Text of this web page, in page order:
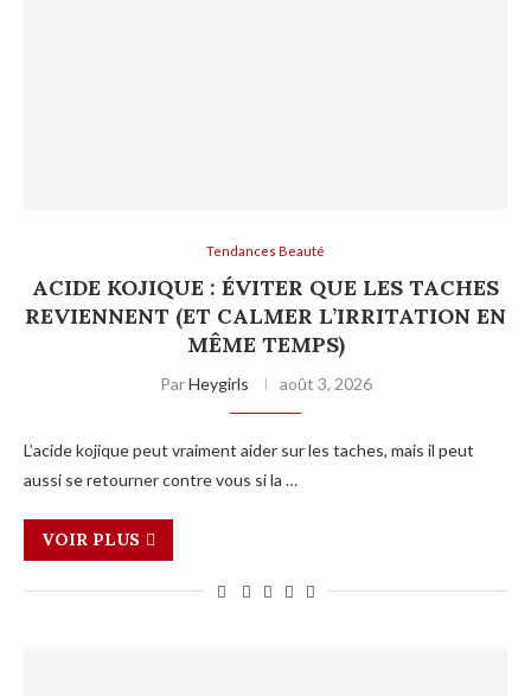
Tendances Beauté
ACIDE KOJIQUE : ÉVITER QUE LES TACHES
REVIENNENT (ET CALMER L’IRRITATION EN
MÊME TEMPS)
ParHeygirls août 3, 2026
L’acide kojique peut vraiment aider sur les taches, mais il peut
aussi se retourner contre vous si la …
VOIR PLUS